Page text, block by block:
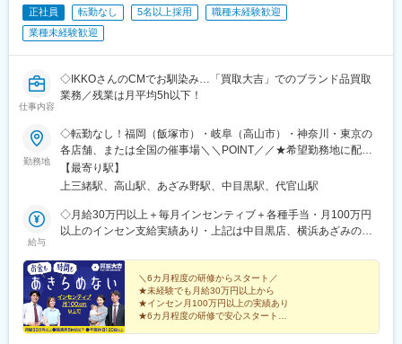
正社員 転勤なし 5名以上採用
職種未経験歓迎
業種未経験歓迎
仕事内容
◇IKKOさんのCMでお馴染み…「買取大吉」でのブランド品買取
業務／残業は月平均5h以下！
勤務地
◇転勤なし！福岡（飯塚市）・岐阜（高山市）・神奈川・東京の
各店舗、または全国の催事場＼＼POINT／／★希望勤務地に配属
★U・Iターン歓迎★飯塚・高山はオープニングスタッフ募集★飯
塚店、高山店はマイカー通勤OK★催事担当は直行直帰OK（1）店
福岡県飯塚市有安429-1・新飯塚駅より車で11分■買取大吉 高山
駅前店・岐阜県高山市昭和町1-320 佐古ビル1階・高山駅より徒
野1-3-3 第2金子ハイツ1F・あざみ野駅より徒歩2分■買取大吉 中
目黒駅前店東京都目黒区上目黒1-17-8 細田ビル1F・中目黒駅より
徒歩3分（2）催事 ※直行直帰OK■勤務エリアは全国一都三県を
中心に、各地のスーパーマーケットや商業施設、ホームセンター
のイベントブースでのお仕事です。
【最寄り駅】
上三緒駅、高山駅、あざみ野駅、中目黒駅、代官山駅
給与
◇月給30万円以上＋毎月インセンティブ＋各種手当・月100万円
以上のインセン支給実績あり・上記は中目黒店、横浜あざみの店
毎月インセンティブ＋各種手当になります。※給与は経験・能力を
考慮の上で決定します。＼豊かな経験をお持ちの方は優遇／◇月
給35万円以上＋毎月インセンティブ＋各種手当※給与は経験・能
力を考慮の上で決定します。【年収例】年収1200万円／入社3年
目／インセンティブ月50万円以上年収550万円／入社1年目／イン
＼6カ月程度の研修からスタート／
★未経験でも月給30万円以上から
★インセン月100万円以上の実績あり
★6カ月程度の研修で安心スタート